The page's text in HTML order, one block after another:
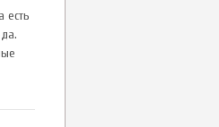
есть